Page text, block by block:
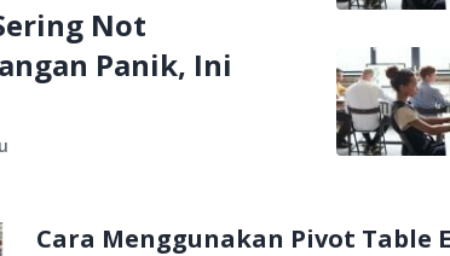
Not
Panik, Ini
Cara Menggunakan Pivot Table